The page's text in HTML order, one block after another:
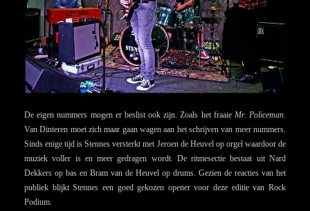
De eigen nummers mogen er beslist ook zijn. Zoals het fraaie Mr. Policeman
Van Dinteren moet zich maar gaan wagen aan het schrijven van meer nummers.
Sinds enige tijd is Stennes versterkt met Jeroen de Heuvel op orgel waardoor de
muziek voller is en meer gedragen wordt. De ritmesectie bestaat uit Nard
Dekkers op bas en Bram van de Heuvel op drums. Gezien de reacties van het
publiek blijkt Stennes een goed gekozen opener voor deze editie van Rock
Podium.